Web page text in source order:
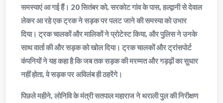
समस्याएं आ गई हैं। 20 सितंबर को, सरकोट गांव के पास, हल्द्वानी से देवाल
लेकर आ रहे एक ट्रक ने सड़क पर पलट जाने की समस्या को उभार
दिया। ट्रक चालकों और मालिकों ने प्रोटेस्ट किया, और पुलिस ने उनके
साथ वार्ता की और सड़क को खोल दिया। ट्रक चालकों और ट्रांसपोर्ट
कंपनियों ने यह कहा है कि जब तक सड़क की मरम्मत और गड़ढ़ों का सुधार
नहीं होता, वे सड़क पर अविलंब ही ठहरेंगे।
पिछले महीने, लोनिवि के मंत्री सतपाल महाराज ने थराली पुल की निरीक्षण